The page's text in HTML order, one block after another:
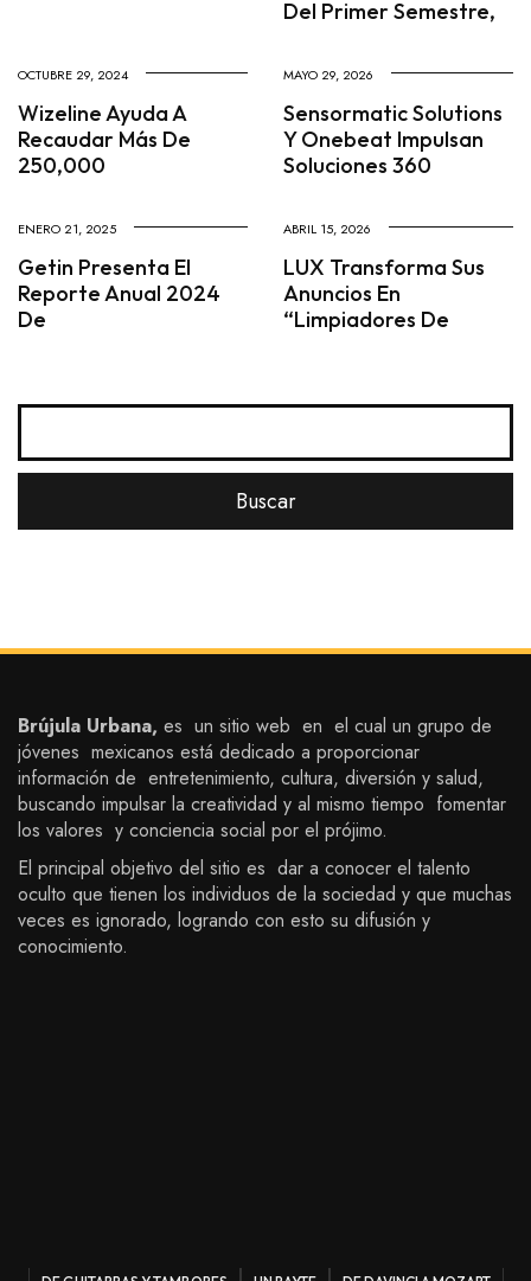
Del Primer Semestre,
OCTUBRE 29, 2024
Wizeline Ayuda A
Recaudar Más De
250,000
MAYO 29, 2026
Sensormatic Solutions
Y Onebeat Impulsan
Soluciones 360
ENERO 21, 2025
Getin Presenta El
Reporte Anual 2024
De
ABRIL 15, 2026
LUX Transforma Sus
Anuncios En
“limpiadores De
Brújula Urbana, es un sitio web en el cual un grupo de
jóvenes mexicanos está dedicado a proporcionar
información de entretenimiento, cultura, diversión y salud,
buscando impulsar la creatividad y al mismo tiempo fomentar
los valores y conciencia social por el prójimo.
El principal objetivo del sitio es dar a conocer el talento
oculto que tienen los individuos de la sociedad y que muchas
veces es ignorado, logrando con esto su difusión y
conocimiento.